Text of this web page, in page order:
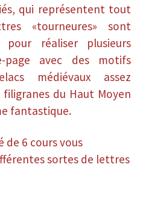
qui représentent tout
«tourneures» sont
réaliser plusieurs
avec des motifs
médiévaux assez
du Haut Moyen
fantastique.
de 6 cours vous
sortes de lettres